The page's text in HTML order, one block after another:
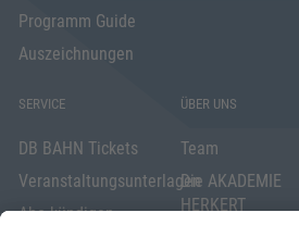
Programm Guide
Auszeichnungen
SERVICE
DB BAHN Tickets
Veranstaltungsunterlagen
Abo kündigen
ÜBER UNS
Team
Die AKADEMIE
HERKERT